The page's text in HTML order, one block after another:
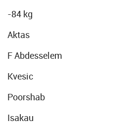
-84 kg
Aktas
F Abdesselem
Kvesic
Poorshab
Isakau